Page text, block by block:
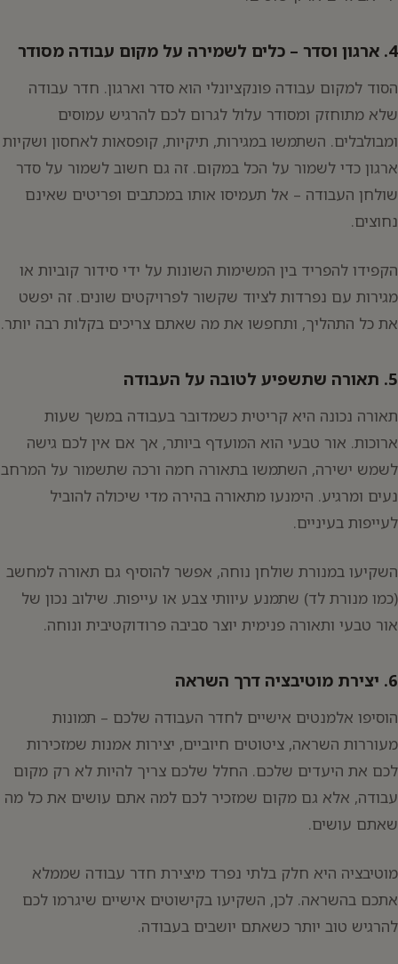
4. ארגון וסדר – כלים לשמירה על מקום עבודה מסודר
הסוד למקום עבודה פונקציונלי הוא סדר וארגון. חדר עבודה
שלא מתוחזק ומסודר עלול לגרום לכם להרגיש עמוסים
ומבולבלים. השתמשו במגירות, תיקיות, קופסאות לאחסון ושקיות
ארגון כדי לשמור על הכל במקום. זה גם חשוב לשמור על סדר
שולחן העבודה – אל תעמיסו אותו במכתבים ופריטים שאינם
נחוצים.
הקפידו להפריד בין המשימות השונות על ידי סידור קוביות או
מגירות עם נפרדות לציוד שקשור לפרויקטים שונים. זה יפשט
את כל התהליך, ותחפשו את מה שאתם צריכים בקלות רבה יותר.
5. תאורה שתשפיע לטובה על העבודה
תאורה נכונה היא קריטית כשמדובר בעבודה במשך שעות
ארוכות. אור טבעי הוא המועדף ביותר, אך אם אין לכם גישה
לשמש ישירה, השתמשו בתאורה חמה ורכה שתשמור על המרחב
נעים ומרגיע. הימנעו מתאורה בהירה מדי שיכולה להוביל
לעייפות בעיניים.
השקיעו במנורת שולחן נוחה, אפשר להוסיף גם תאורה למחשב
(כמו מנורת לד) שתמנע עיוותי צבע או עייפות. שילוב נכון של
אור טבעי ותאורה פנימית יוצר סביבה פרודוקטיבית ונוחה.
6. יצירת מוטיבציה דרך השראה
הוסיפו אלמנטים אישיים לחדר העבודה שלכם – תמונות
מעוררות השראה, ציטוטים חיוביים, יצירות אמנות שמזכירות
לכם את היעדים שלכם. החלל שלכם צריך להיות לא רק מקום
עבודה, אלא גם מקום שמזכיר לכם למה אתם עושים את כל מה
שאתם עושים.
מוטיבציה היא חלק בלתי נפרד מיצירת חדר עבודה שממלא
אתכם בהשראה. לכן, השקיעו בקישוטים אישיים שיגרמו לכם
להרגיש טוב יותר כשאתם יושבים בעבודה.